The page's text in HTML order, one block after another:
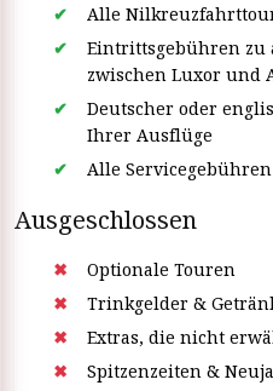
Alle
Eintrittsgebühren zu
zwischen Luxor und
Deutscher oder
Ihrer Ausflüge
Alle
Ausgeschlossen
Optionale Touren
Trinkgelder &
Extras, die nicht
Spitzenzeiten &